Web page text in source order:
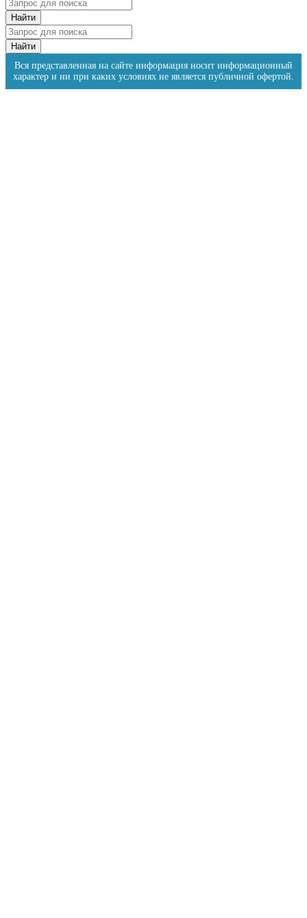
Вся представленная на сайте информация носит информационный
характер и ни при каких условиях не является публичной офертой.